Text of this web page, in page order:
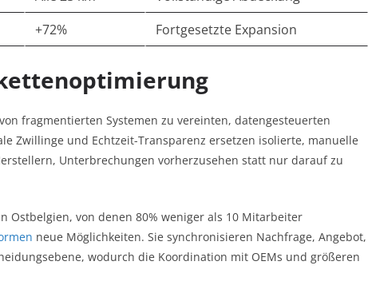
+72% Fortgesetzte Expansion
fragmentierten Systemen zu vereinten, datengesteuerten
Zwillinge und Echtzeit-Transparenz ersetzen isolierte, manuelle
Unterbrechungen vorherzusehen statt nur darauf zu
Ostbelgien, von denen 80% weniger als 10 Mitarbeiter
neue Möglichkeiten. Sie synchronisieren Nachfrage, Angebot,
wodurch die Koordination mit OEMs und größeren